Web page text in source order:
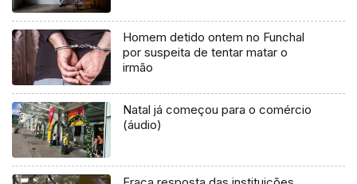
Homem detido ontem no Funchal
por suspeita de tentar matar o
irmão
Natal já começou para o comércio
(áudio)